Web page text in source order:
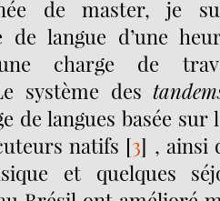
de master, je
de langue d’une
charge de
système des
de langues basée sur
natifs [3] , ainsi
et quelques